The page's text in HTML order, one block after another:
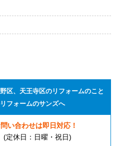
区、天王寺区のリフォームのこと
フォームのサンズへ
い合わせは即日対応！
休日：日曜・祝日)